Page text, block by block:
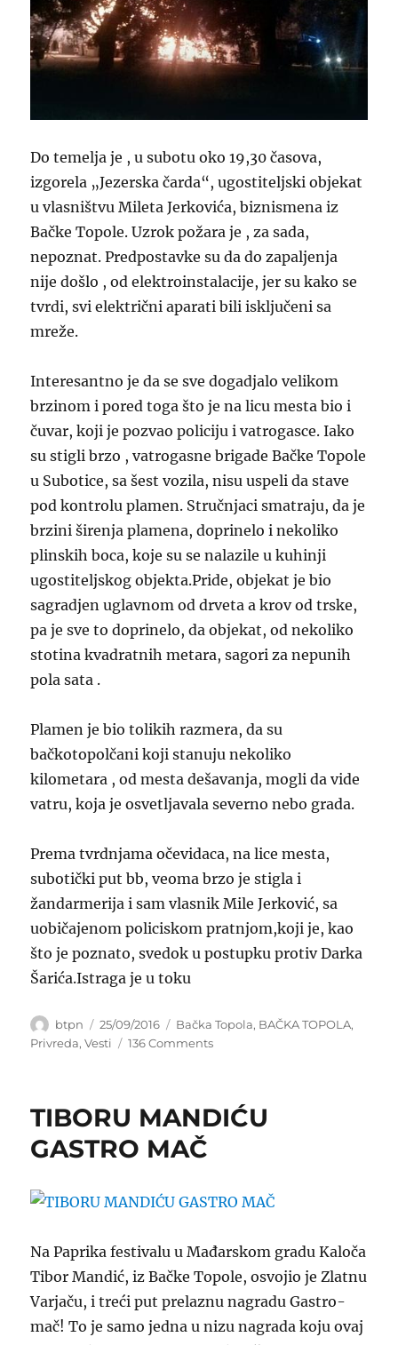
Do temelja je , u subotu oko 19,30 časova,
izgorela „Jezerska čarda“, ugostiteljski objekat
u vlasništvu Mileta Jerkovića, biznismena iz
Bačke Topole. Uzrok požara je , za sada,
nepoznat. Predpostavke su da do zapaljenja
nije došlo , od elektroinstalacije, jer su kako se
tvrdi, svi električni aparati bili isključeni sa
mreže.
Interesantno je da se sve dogadjalo velikom
brzinom i pored toga što je na licu mesta bio i
čuvar, koji je pozvao policiju i vatrogasce. Iako
su stigli brzo , vatrogasne brigade Bačke Topole
u Subotice, sa šest vozila, nisu uspeli da stave
pod kontrolu plamen. Stručnjaci smatraju, da je
brzini širenja plamena, doprinelo i nekoliko
plinskih boca, koje su se nalazile u kuhinji
ugostiteljskog objekta.Pride, objekat je bio
sagradjen uglavnom od drveta a krov od trske,
pa je sve to doprinelo, da objekat, od nekoliko
stotina kvadratnih metara, sagori za nepunih
pola sata .
Plamen je bio tolikih razmera, da su
bačkotopolčani koji stanuju nekoliko
kilometara , od mesta dešavanja, mogli da vide
vatru, koja je osvetljavala severno nebo grada.
Prema tvrdnjama očevidaca, na lice mesta,
subotički put bb, veoma brzo je stigla i
žandarmerija i sam vlasnik Mile Jerković, sa
uobičajenom policiskom pratnjom,koji je, kao
što je poznato, svedok u postupku protiv Darka
Šarića.Istraga je u toku
Author
btpn
Posted
on
25/09/2016 Categories
Bačka Topola, BAČKA TOPOLA,
Privreda,Vesti 136 Commentson
ČARDU
TIBORU MANDIĆU
GASTRO MAČ
Na Paprika festivalu u Mađarskom gradu Kaloča
Tibor Mandić, iz Bačke Topole,osvojio je Zlatnu
Varjaču, i treći put prelaznu nagradu Gastro-
mač!To je samo jedna u nizu nagrada koju ovaj